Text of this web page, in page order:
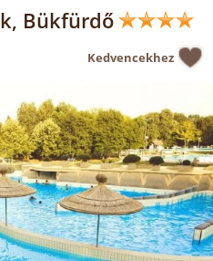
Bükfürdő
Kedvencekhez